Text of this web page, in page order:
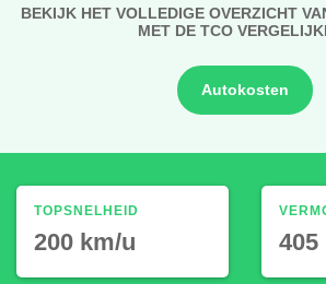
BEKIJK HET VOLLEDIGE OVERZICHT
MET DE TCO
Autokosten
TOPSNELHEID
200 km/u